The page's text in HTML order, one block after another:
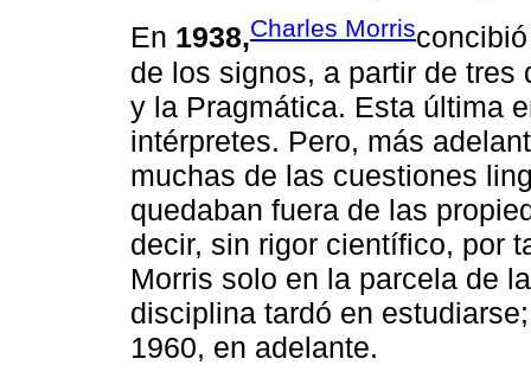
En 1938,Charles Morris
de los signos, a partir de
y la Pragmática. Esta última
intérpretes. Pero, más
muchas de las cuestiones
quedaban fuera de las
decir, sin rigor científico, por
Morris solo en la parcela de
disciplina tardó en
1960, en adelante.